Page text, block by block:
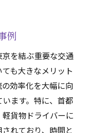
例
を結ぶ重要な交通
も大きなメリット
効率化を大幅に向
ます。特に、首都
貨物ドライバーに
れており、時間と